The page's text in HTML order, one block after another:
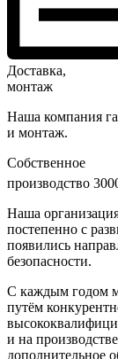
Доставка,
монтаж
Наша компания
и монтаж.
Собственное
производство
Наша
постепенно с
появились
безопасности.
С каждым годом
путём
и на
дополнительное